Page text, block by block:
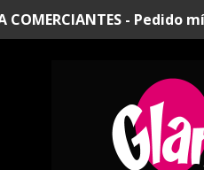
A COMERCIANTES -